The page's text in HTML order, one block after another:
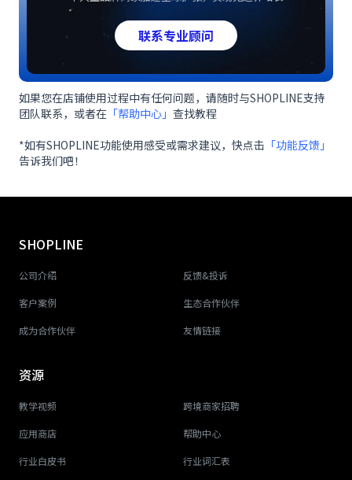
联系专业顾问
如果您在店铺使用过程中有任何问题，请随时与SHOPLINE支持
团队联系，或者在 「帮助中心」 查找教程
*如有SHOPLINE功能使用感受或需求建议，快点击 「功能反馈」
告诉我们吧！
SHOPLINE
公司介绍 反馈&投诉
客户案例 生态合作伙伴
成为合作伙伴 友情链接
资源
教学视频 跨境商家招聘
应用商店 帮助中心
行业白皮书 行业词汇表